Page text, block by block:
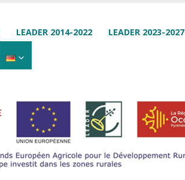
LEADER 2014-2022 LEADER 2023-2027